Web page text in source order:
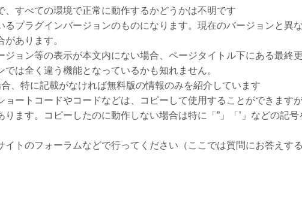
すべての環境で正常に動作するかどうかは不明です
プラグインバージョンのものになります。現在のバージョンと異
あります。
ョン等の表示が本文内にない場合、ページタイトル下にある最終
は全く違う機能となっているかも知れません。
、特に記載がなければ無料版の情報のみを紹介しています
ートコードやコードなどは、コピーして使用することができますが
ます。コピーしたのに動作しない場合は特に「”」「’」などの記号
トのフォーラムなどで行ってください（ここでは質問にお答えす